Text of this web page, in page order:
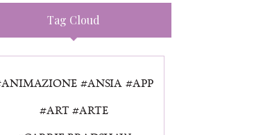
Tag Cloud
ANIMAZIONE ANSIA
APP
ART
ARTE